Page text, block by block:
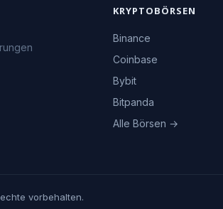
KRYPTOBÖRSEN
Binance
Coinbase
Bybit
Bitpanda
Alle Börsen →
vorbehalten.